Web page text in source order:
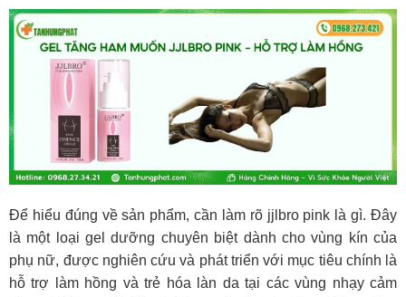
Để hiểu đúng về sản phẩm, cần làm rõ jjlbro pink là gì. Đây
là một loại gel dưỡng chuyên biệt dành cho vùng kín của
phụ nữ, được nghiên cứu và phát triển với mục tiêu chính là
hỗ trợ làm hồng và trẻ hóa làn da tại các vùng nhạy cảm